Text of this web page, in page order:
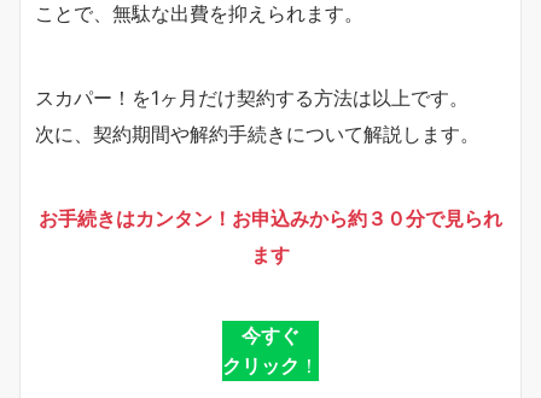
ことで、無駄な出費を抑えられます。
スカパー！を1ヶ月だけ契約する方法は以上です。
次に、契約期間や解約手続きについて解説します。
お手続きはカンタン！お申込みから約３０分で見られ
ます
今すぐ
クリック ！